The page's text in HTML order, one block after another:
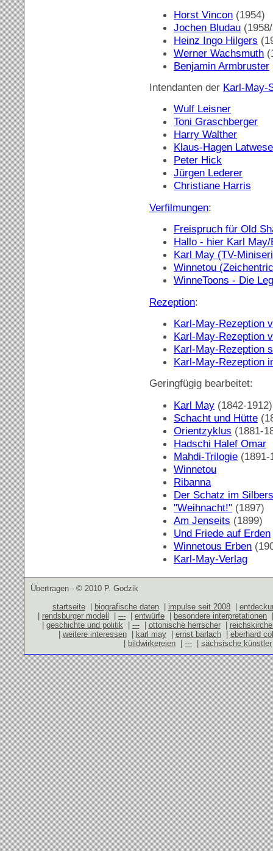
Horst Vincon (1954)
Jochen Bludau
Heinz Ingo Hilgers
Werner Wachsmuth
Benjamin Armbruster
Intendanten der Karl-May-
Wulf Leisner
Toni Graschberger
Harry Walther
Klaus-Hagen
Peter Hick
Jürgen Lederer
Christiane Harris
Verfilmungen:
Freispruch für Old
Hallo - hier Karl
Karl May (TV-
Winnetou
WinneToons - Die
Rezeption:
Karl-May-Rezeption
Karl-May-Rezeption
Karl-May-Rezeption
Karl-May-Rezeption
Geringfügig bearbeitet:
Karl May (1842-1912)
Schacht und Hütte
Orientzyklus (1881-
Hadschi Halef Omar
Mahdi-Trilogie (1891-
Winnetou
Ribanna
Der Schatz im
"Weihnacht!" (1897)
Am Jenseits (1899)
Und Friede auf Erden
Winnetous Erben
Karl-May-Verlag
Übertragen - © 2010 P. Godzik
startseite| biografische daten| impulse seit 2008|
rendsburger modell --- entwürfe besondere interpretationen
geschichte und politik| ---| ottonische herrscher|
weitere interessen| karl may| ernst barlach| eberhard
bildwirkereien --- sächsische künstler